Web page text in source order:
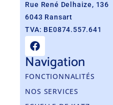
Rue René Delhaize, 136
6043 Ransart
TVA: BE0874.557.641
Navigation
FONCTIONNALITÉS
NOS SERVICES